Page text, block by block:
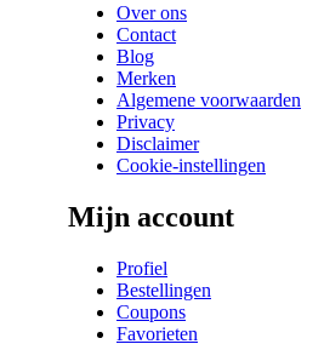
Over ons
Contact
Blog
Merken
Algemene voorwaarden
Privacy
Disclaimer
Cookie-instellingen
Mijn account
Profiel
Bestellingen
Coupons
Favorieten